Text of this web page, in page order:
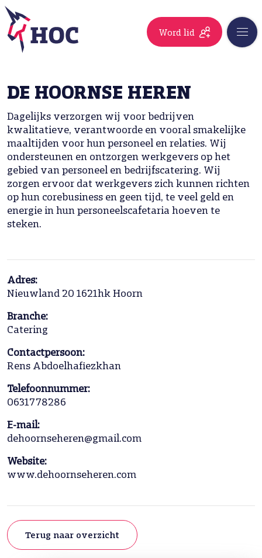
Word lid
DE HOORNSE HEREN
Dagelijks verzorgen wij voor bedrijven
kwalitatieve, verantwoorde en vooral smakelijke
maaltijden voor hun personeel en relaties. Wij
ondersteunen en ontzorgen werkgevers op het
gebied van personeel en bedrijfscatering. Wij
zorgen ervoor dat werkgevers zich kunnen richten
op hun corebusiness en geen tijd, te veel geld en
energie in hun personeelscafetaria hoeven te
steken.
Adres:
Nieuwland 20 1621hk Hoorn
Branche:
Catering
Contactpersoon:
Rens Abdoelhafiezkhan
Telefoonnummer:
0631778286
E-mail:
dehoornseheren@gmail.com
Website:
www.dehoornseheren.com
Terug naar overzicht